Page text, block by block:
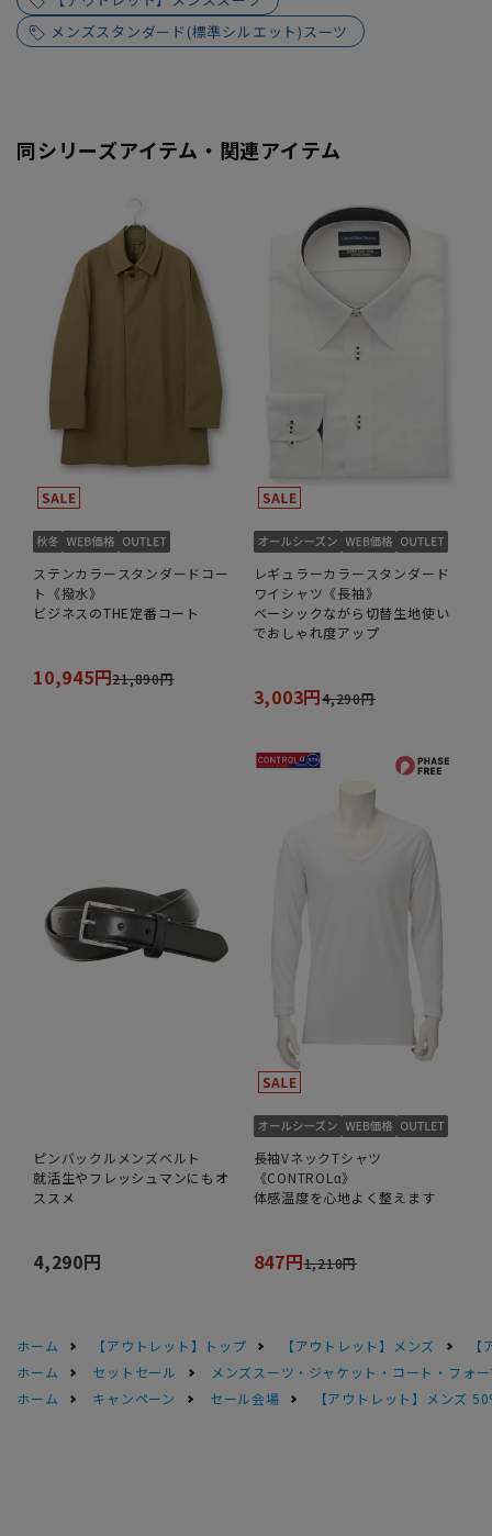
メンズスタンダード(標準シルエット)スーツ
同シリーズアイテム・関連アイテム
ステンカラースタンダードコー
ト《撥水》
ビジネスのTHE定番コート
10,945円21,890円
レギュラーカラースタンダード
ワイシャツ《長袖》
ベーシックながら切替生地使い
でおしゃれ度アップ
3,003円4,290円
ピンバックルメンズベルト
就活生やフレッシュマンにもオ
ススメ
4,290円
長袖VネックTシャツ
《CONTROLα》
体感温度を心地よく整えます
847円1,210円
ホーム 【アウトレット】トップ 【アウトレット】メンズ
ホーム
セットセール
メンズスーツ・ジャケット・コート・フォ
ホーム
キャンペーン セール会場 【アウトレット】メンズ